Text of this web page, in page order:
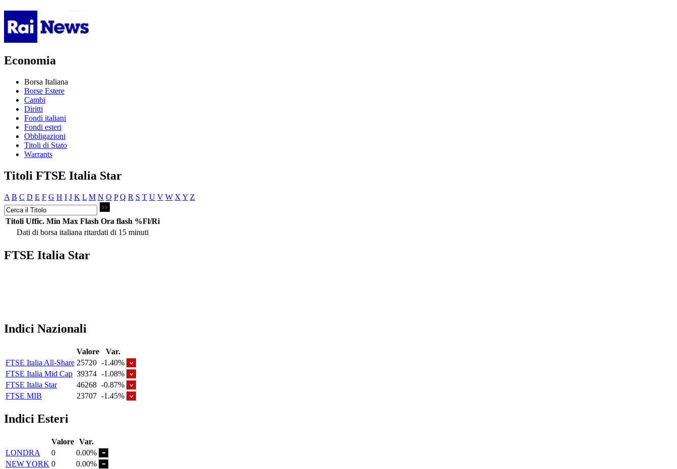
Economia
Borsa Italiana
Borse Estere
Cambi
Diritti
Fondi italiani
Fondi esteri
Obbligazioni
Titoli di Stato
Warrants
Titoli FTSE Italia Star
A B C D E F G H I J K L M N O P Q R S T U V W X Y Z
Titoli Uffic. Min Max Flash Ora flash %Fl/Ri
Dati di borsa italiana ritardati di 15 minuti
FTSE Italia Star
Indici Nazionali
Valore
Var.
FTSE Italia All-Share 25720 -1.40%
FTSE Italia Mid Cap 39374 -1.08%
FTSE Italia Star
46268 -0.87%
FTSE MIB
23707 -1.45%
Indici Esteri
Valore Var.
LONDRA
0
0.00%
NEW YORK 0
0.00%